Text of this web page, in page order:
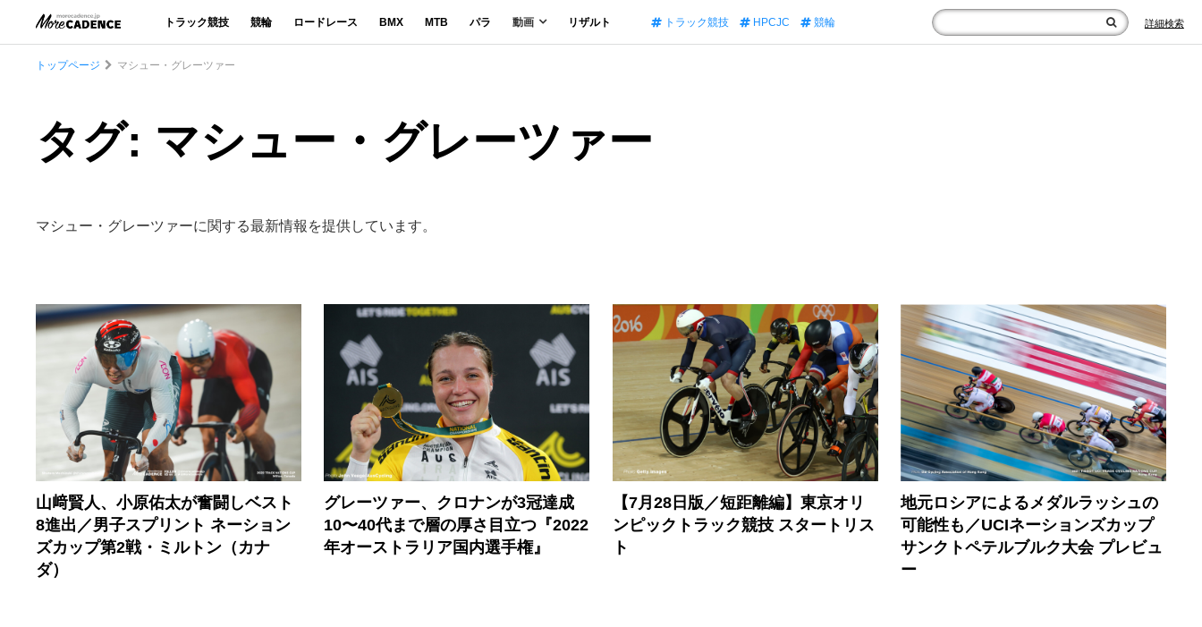
トラック競技 競輪 ロードレース BMX MTB パラ 動画 リザルト トラック競技 HPCJC 競輪 詳細検索
トップページ マシュー・グレーツァー
タグ: マシュー・グレーツァー
マシュー・グレーツァーに関する最新情報を提供しています。
山﨑賢人、小原佑太が奮闘しベスト
8進出／男子スプリント ネーション
ズカップ第2戦・ミルトン（カナ
ダ）
グレーツァー、クロナンが3冠達成
10〜40代まで層の厚さ目立つ『2022
年オーストラリア国内選手権』
【7月28日版／短距離編】東京オリ
ンピックトラック競技 スタートリス
ト
地元ロシアによるメダルラッシュの
可能性も／UCIネーションズカップ
サンクトペテルブルク大会 プレビュ
ー